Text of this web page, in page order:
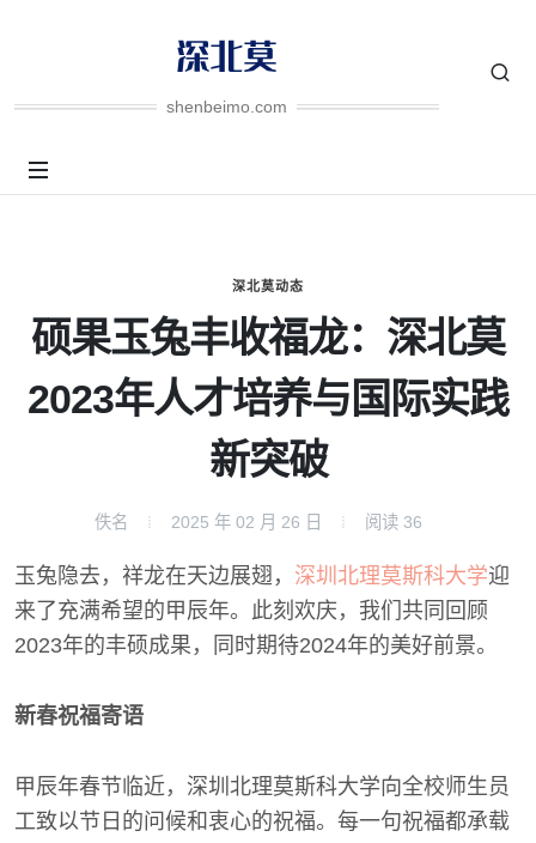
shenbeimo.com
深北莫动态
硕果玉兔丰收福龙：深北莫
2023年人才培养与国际实践
新突破
佚名 2025 年 02 月 26 日 阅读 36
玉兔隐去，祥龙在天边展翅， 深圳北理莫斯科大学迎
来了充满希望的甲辰年。此刻欢庆，我们共同回顾
2023年的丰硕成果，同时期待2024年的美好前景。
新春祝福寄语
甲辰年春节临近，深圳北理莫斯科大学向全校师生员
工致以节日的问候和衷心的祝福。每一句祝福都承载